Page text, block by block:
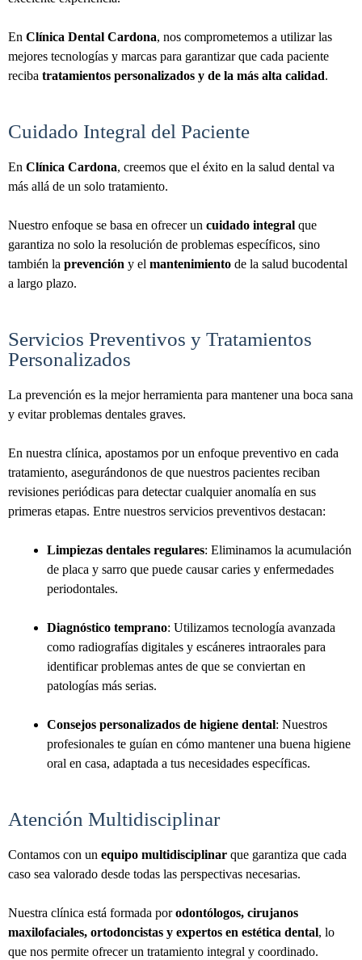
En Clínica Dental Cardona, nos comprometemos a utilizar las
mejores tecnologías y marcas para garantizar que cada paciente
reciba tratamientos personalizados y de la más alta calidad.
Cuidado Integral del Paciente
En Clínica Cardona, creemos que el éxito en la salud dental va
más allá de un solo tratamiento.
Nuestro enfoque se basa en ofrecer un cuidado integral que
garantiza no solo la resolución de problemas específicos, sino
también la prevención y el mantenimiento de la salud bucodental
a largo plazo.
Servicios Preventivos y Tratamientos
Personalizados
La prevención es la mejor herramienta para mantener una boca sana
y evitar problemas dentales graves.
En nuestra clínica, apostamos por un enfoque preventivo en cada
tratamiento, asegurándonos de que nuestros pacientes reciban
revisiones periódicas para detectar cualquier anomalía en sus
primeras etapas. Entre nuestros servicios preventivos destacan:
Limpiezas dentales regulares: Eliminamos la acumulación
de placa y sarro que puede causar caries y enfermedades
periodontales.
Diagnóstico temprano: Utilizamos tecnología avanzada
como radiografías digitales y escáneres intraorales para
identificar problemas antes de que se conviertan en
patologías más serias.
Consejos personalizados de higiene dental: Nuestros
profesionales te guían en cómo mantener una buena higiene
oral en casa, adaptada a tus necesidades específicas.
Atención Multidisciplinar
Contamos con un equipo multidisciplinar que garantiza que cada
caso sea valorado desde todas las perspectivas necesarias.
Nuestra clínica está formada porodontólogos, cirujanos
maxilofaciales, ortodoncistas y expertos en estética dental, lo
que nos permite ofrecer un tratamiento integral y coordinado.